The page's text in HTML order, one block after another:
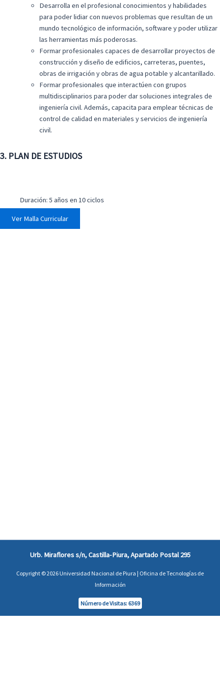
Desarrolla en el profesional conocimientos y habilidades
para poder lidiar con nuevos problemas que resultan de un
mundo tecnológico de información, software y poder utilizar
las herramientas más poderosas.
Formar profesionales capaces de desarrollar proyectos de
construcción y diseño de edificios, carreteras, puentes,
obras de irrigación y obras de agua potable y alcantarillado.
Formar profesionales que interactúen con grupos
multidisciplinarios para poder dar soluciones integrales de
ingeniería civil. Además, capacita para emplear técnicas de
control de calidad en materiales y servicios de ingeniería
civil.
3. PLAN DE ESTUDIOS
Duración: 5 años en 10 ciclos
Ver Malla Curricular
Urb. Miraflores s/n, Castilla-Piura, Apartado Postal 295
Copyright © 2026 Universidad Nacional de Piura | Oficina de Tecnologías de
Información
Número de Visitas: 6369